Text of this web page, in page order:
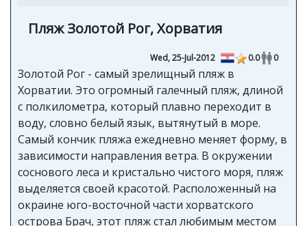
Пляж Золотой Рог, Хорватия
Wed, 25-Jul-2012 0.0 0
Золотой Рог - самый зрелищный пляж в
Хорватии. Это огромный галечный пляж, длиной
с полкилометра, который плавно переходит в
воду, словно белый язык, вытянутый в море.
Самый кончик пляжа ежедневно меняет форму, в
зависимости направления ветра. В окружении
соснового леса и кристально чистого моря, пляж
выделяется своей красотой. Расположенный на
окраине юго-восточной части хорватского
острова Брач, этот пляж стал любимым местом